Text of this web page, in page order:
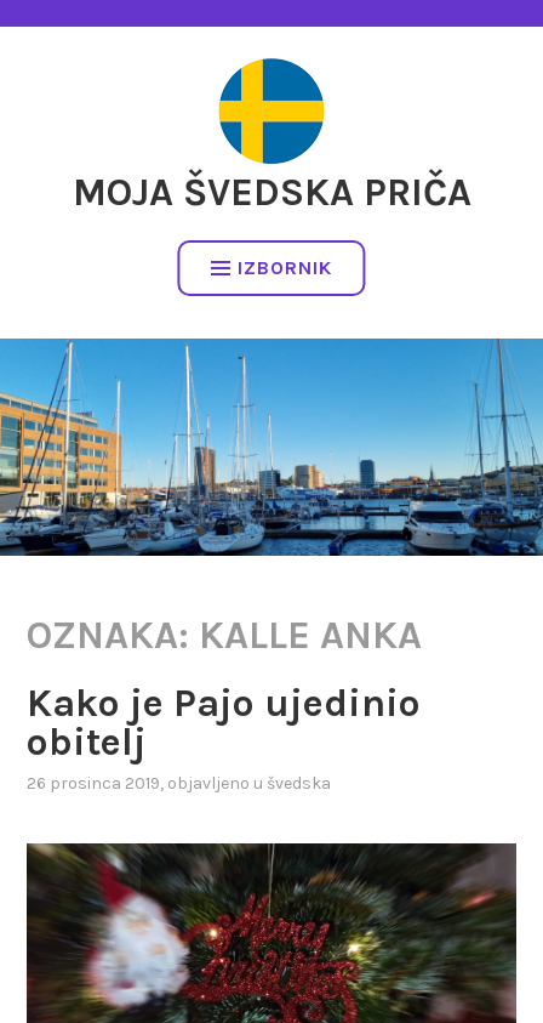
MOJA ŠVEDSKA PRIČA
IZBORNIK
OZNAKA: KALLE ANKA
Kako je Pajo ujedinio
obitelj
26 prosinca 2019, objavljeno u švedska